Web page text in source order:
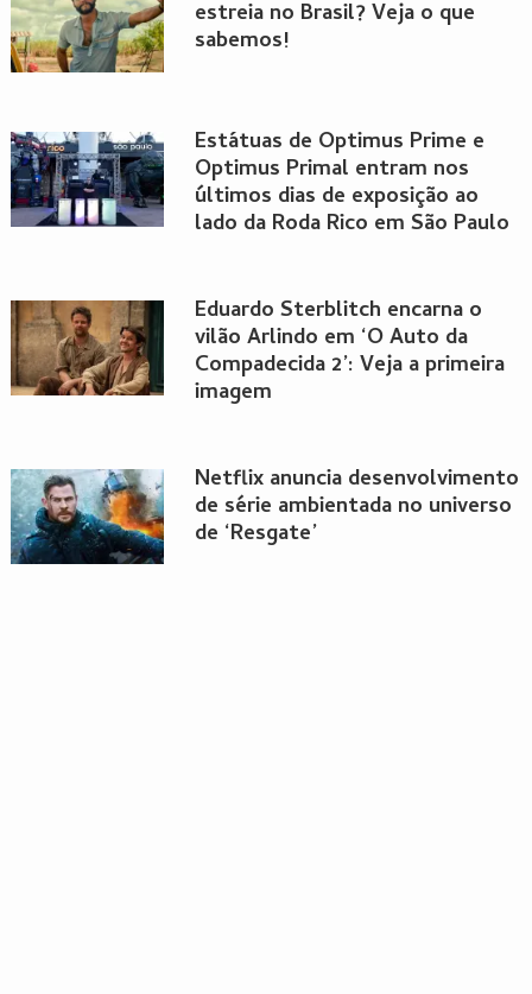
estreia no Brasil? Veja o que
sabemos!
Estátuas de Optimus Prime e
Optimus Primal entram nos
últimos dias de exposição ao
lado da Roda Rico em São Paulo
Eduardo Sterblitch encarna o
vilão Arlindo em ‘O Auto da
Compadecida 2’: Veja a primeira
imagem
Netflix anuncia desenvolvimento
de série ambientada no universo
de ‘Resgate’